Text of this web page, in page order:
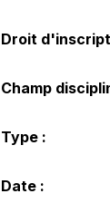
Droit
Champ
Type :
Date :